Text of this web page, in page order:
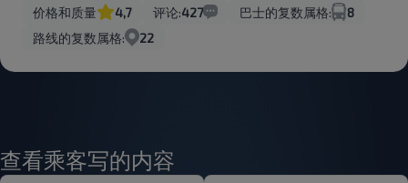
价格和质量
4,7 评论:427 巴士的复数属格:
8
路线的复数属格:
22
查看乘客写的内容